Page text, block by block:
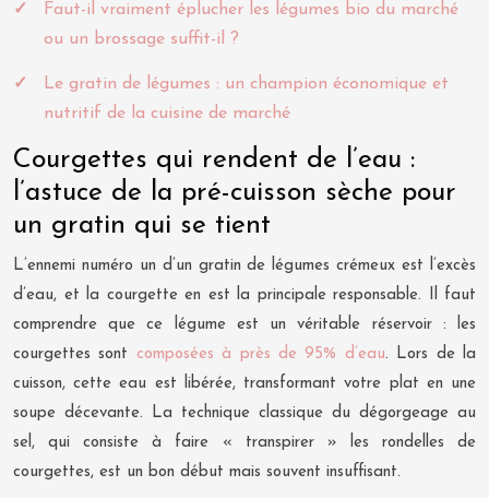
Faut-il vraiment éplucher les légumes bio du marché
ou un brossage suffit-il ?
Le gratin de légumes : un champion économique et
nutritif de la cuisine de marché
Courgettes qui rendent de l’eau :
l’astuce de la pré-cuisson sèche pour
un gratin qui se tient
L’ennemi numéro un d’un gratin de légumes crémeux est l’excès
d’eau, et la courgette en est la principale responsable. Il faut
comprendre que ce légume est un véritable réservoir : les
courgettes sont composées à près de 95% d’eau. Lors de la
cuisson, cette eau est libérée, transformant votre plat en une
soupe décevante. La technique classique du dégorgeage au
sel, qui consiste à faire « transpirer » les rondelles de
courgettes, est un bon début mais souvent insuffisant.